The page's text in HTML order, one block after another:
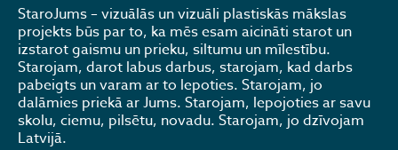
StaroJums – vizuālās un vizuāli plastiskās mākslas
projekts būs par to, ka mēs esam aicināti starot un
izstarot gaismu un prieku, siltumu un mīlestību.
Starojam, darot labus darbus, starojam, kad darbs
pabeigts un varam ar to lepoties. Starojam, jo
dalāmies priekā ar Jums. Starojam, lepojoties ar savu
skolu, ciemu, pilsētu, novadu. Starojam, jo dzīvojam
Latvijā.